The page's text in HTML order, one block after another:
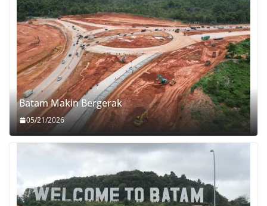
Batam Makin Bergerak
05/21/2026